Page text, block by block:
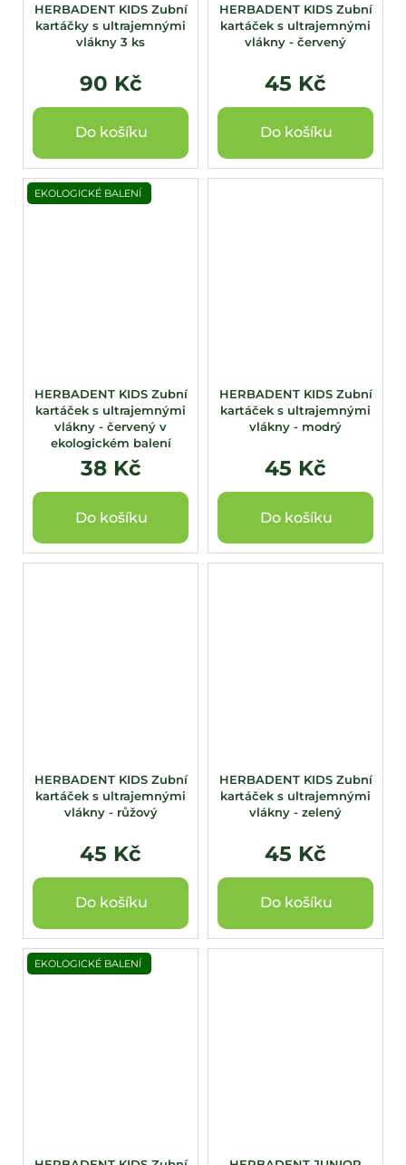
HERBADENT KIDS Zubní
kartáčky s ultrajemnými
vlákny 3 ks
90 Kč
Do košíku
HERBADENT KIDS Zubní
kartáček s ultrajemnými
vlákny - červený
45 Kč
Do košíku
EKOLOGICKÉ BALENÍ
HERBADENT KIDS Zubní
kartáček s ultrajemnými
vlákny - červený v
ekologickém balení
38 Kč
Do košíku
HERBADENT KIDS Zubní
kartáček s ultrajemnými
vlákny - modrý
45 Kč
Do košíku
HERBADENT KIDS Zubní
kartáček s ultrajemnými
vlákny - růžový
45 Kč
Do košíku
HERBADENT KIDS Zubní
kartáček s ultrajemnými
vlákny - zelený
45 Kč
Do košíku
EKOLOGICKÉ BALENÍ